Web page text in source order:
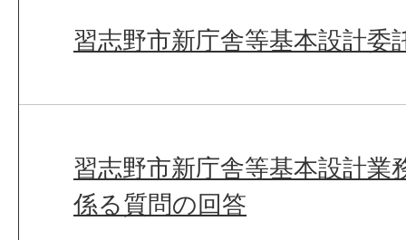
習志野市新庁舎等基本設計委
習志野市新庁舎等基本設計業
係る質問の回答